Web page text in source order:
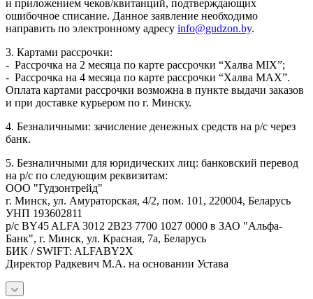
и приложением чеков/квитанций, подтверждающих
ошибочное списание. Данное заявление необходимо
направить по электронному адресу info@gudzon.by.
3. Картами рассрочки:
- Рассрочка на 2 месяца по карте рассрочки “Халва MIX”;
- Рассрочка на 4 месяца по карте рассрочки “Халва MAX”.
Оплата картами рассрочки возможна в пункте выдачи заказов
и при доставке курьером по г. Минску.
4. Безналичными: зачисление денежных средств на р/с через
банк.
5. Безналичными для юридических лиц: банковский перевод
на р/с по следующим реквизитам:
ООО "Гудзонтрейд"
г. Минск, ул. Амураторская, 4/2, пом. 101, 220004, Беларусь
УНП 193602811
р/с BY45 ALFA 3012 2B23 7700 1027 0000 в ЗАО "Альфа-
Банк", г. Минск, ул. Красная, 7а, Беларусь
БИК / SWIFT: ALFABY2X
Директор Радкевич М.А. на основании Устава